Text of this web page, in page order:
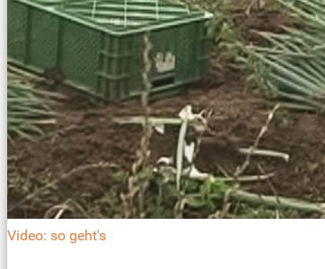
Video: so geht's